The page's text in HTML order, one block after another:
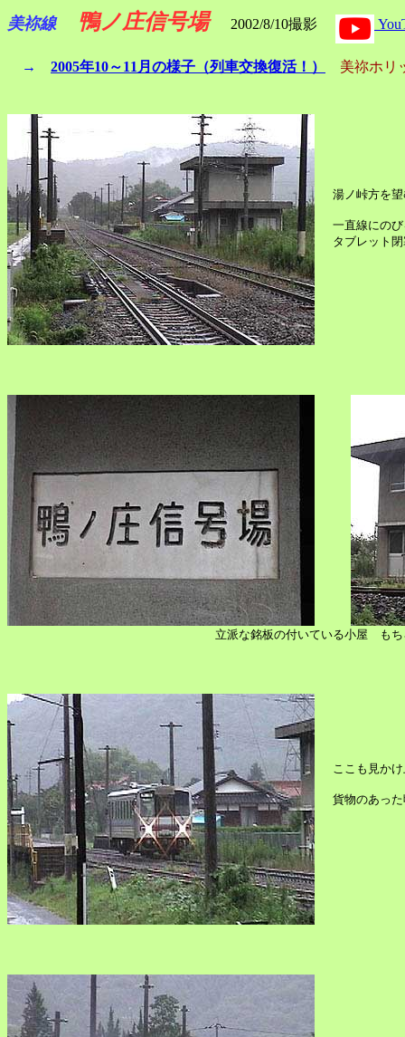
美祢線鴨ノ庄信号場 2002/8/10撮影
→ 2005年10～11月の様子（列車交換復活！） 美祢ホリ
湯ノ峠方を
一直線にの
タブレット
立派な銘板の付いている小屋 もち
ここも見か
貨物のあっ